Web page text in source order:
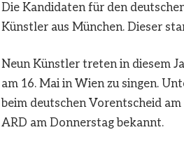
Die Kandidaten für den
Künstler aus München. Dieser
Neun Künstler treten in diesem
am 16. Mai in Wien zu singen.
beim deutschen Vorentscheid
ARD am Donnerstag bekannt.